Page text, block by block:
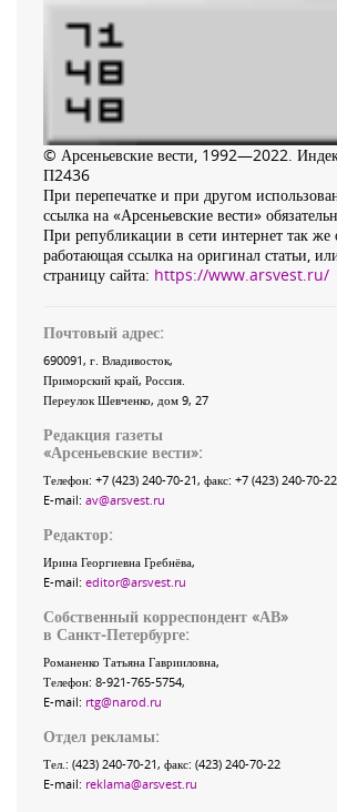
© Арсеньевские вести, 1992—2022.
П2436
При перепечатке и при другом
ссылка на «Арсеньевские вести»
При републикации в сети интернет так же
работающая ссылка на оригинал статьи,
страницу сайта: https://www.arsvest.ru/
Почтовый адрес:
690091, г. Владивосток,
Приморский край, Россия
Переулок Шевченко, дом 9, 27
Редакция газеты
«Арсеньевские вести»:
Телефон: +7 (423) 240-70-21, факс: +7 (423) 240-70-22
E-mail: av@arsvest.ru
Редактор:
Ирина Георгиевна Гребнёва,
E-mail: editor@arsvest.ru
Собственный корреспондент «АВ»
в Санкт-Петербурге:
Романенко Татьяна Гаврииловна,
Телефон: 8-921-765-5754,
E-mail: rtg@narod.ru
Отдел рекламы:
Тел.: (423) 240-70-21, факс: (423) 240-70-22
E-mail: reklama@arsvest.ru